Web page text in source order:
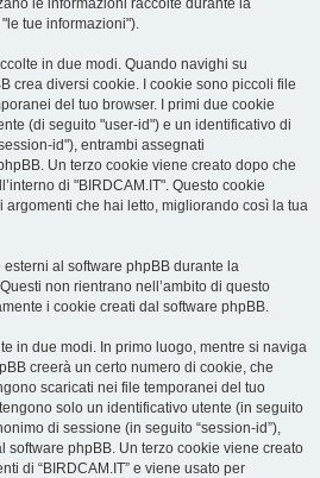
le informazioni raccolte durante la
tue informazioni").
in due modi. Quando navighi su
crea diversi cookie. I cookie sono piccoli file
del tuo browser. I primi due cookie
(di seguito "user-id") e un identificativo di
id"), entrambi assegnati
Un terzo cookie viene creato dopo che
di "BIRDCAM.IT". Questo cookie
che hai letto, migliorando così la tua
al software phpBB durante la
non rientrano nell’ambito di questo
i cookie creati dal software phpBB.
in due modi. In primo luogo, mentre si naviga
creerà un certo numero di cookie, che
scaricati nei file temporanei del tuo
solo un identificativo utente (in seguito
di sessione (in seguito “session-id”),
software phpBB. Un terzo cookie viene creato
di “BIRDCAM.IT” e viene usato per